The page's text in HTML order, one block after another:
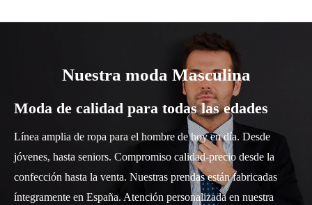
Nuestra moda Masculina
Moda de calidad para todas las edades
Línea amplia de ropa para el hombre de hoy en día. Desde
jóvenes, hasta seniors. Compromiso calidad-precio desde la
confección hasta la venta. Nuestras prendas están fabricadas
íntegramente en España. Atención personalizada en nuestra